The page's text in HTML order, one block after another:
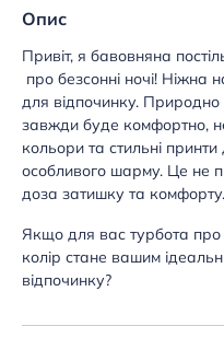
Опис
Привіт, я бавовняна
про безсонні ночі! Ніжна
для відпочинку.
завжди буде комфортно,
кольори та стильні
особливого шарму. Це не
доза затишку та комфорту.
Якщо для вас турбота
колір стане вашим
відпочинку?